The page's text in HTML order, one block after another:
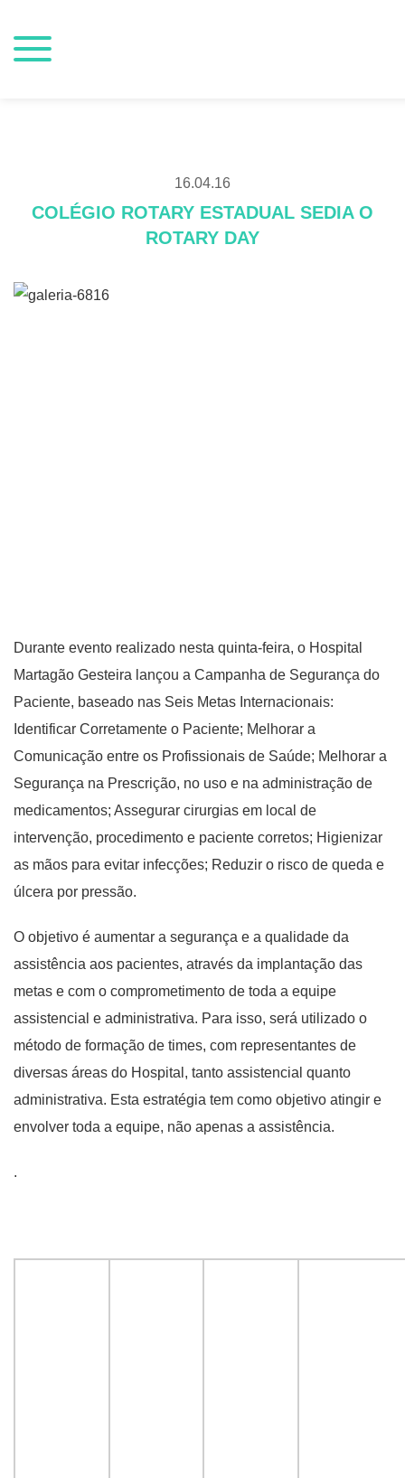
16.04.16
COLÉGIO ROTARY ESTADUAL SEDIA O
ROTARY DAY
Durante evento realizado nesta quinta-feira, o Hospital
Martagão Gesteira lançou a Campanha de Segurança do
Paciente, baseado nas Seis Metas Internacionais:
Identificar Corretamente o Paciente; Melhorar a
Comunicação entre os Profissionais de Saúde; Melhorar a
Segurança na Prescrição, no uso e na administração de
medicamentos; Assegurar cirurgias em local de
intervenção, procedimento e paciente corretos; Higienizar
as mãos para evitar infecções; Reduzir o risco de queda e
úlcera por pressão.
O objetivo é aumentar a segurança e a qualidade da
assistência aos pacientes, através da implantação das
metas e com o comprometimento de toda a equipe
assistencial e administrativa. Para isso, será utilizado o
método de formação de times, com representantes de
diversas áreas do Hospital, tanto assistencial quanto
administrativa. Esta estratégia tem como objetivo atingir e
envolver toda a equipe, não apenas a assistência.
.